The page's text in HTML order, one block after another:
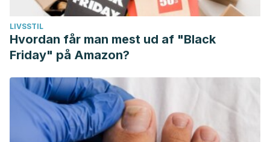
LIVSSTIL
Hvordan får man mest ud af "Black
Friday" på Amazon?